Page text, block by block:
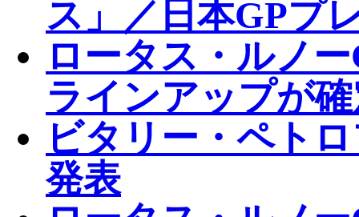
ス」／日本GPプ
ロータス・ルノ
ラインアップが
ビタリー・ペト
発表